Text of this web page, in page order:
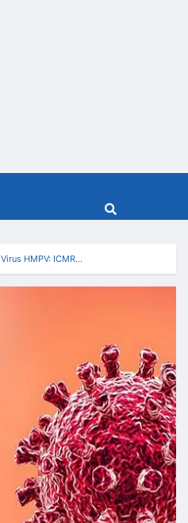
Virus HMPV: ICMR…